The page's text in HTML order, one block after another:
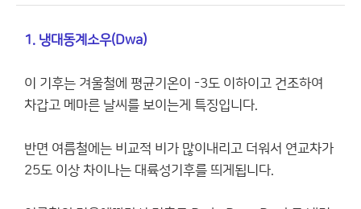
1. 냉대동계소우(Dwa)
이 기후는 겨울철에 평균기온이 -3도 이하이고 건조하여
차갑고 메마른 날씨를 보이는게 특징입니다.
반면 여름철에는 비교적 비가 많이내리고 더워서 연교차가
25도 이상 차이나는 대륙성기후를 띄게됩니다.